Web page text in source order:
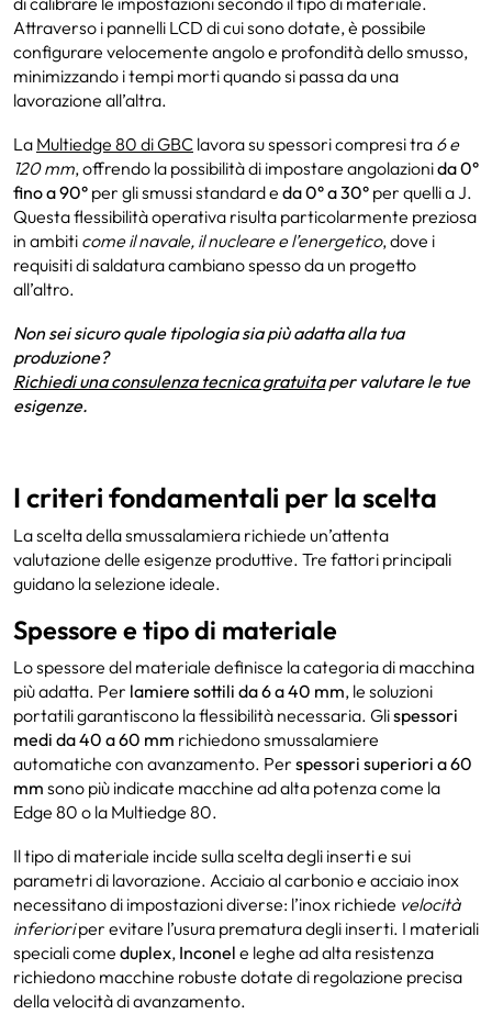
Attraverso i pannelli LCD di cui sono dotate, è possibile
configurare velocemente angolo e profondità dello smusso,
minimizzando i tempi morti quando si passa da una
lavorazione all’altra.
La Multiedge 80 di GBC lavora su spessori compresi tra 6 e
120 mm, offrendo la possibilità di impostare angolazionida 0°
fino a 90° per gli smussi standard e da 0° a 30° per quelli a J.
Questa flessibilità operativa risulta particolarmente preziosa
in ambiti come il navale, il nucleare e l’energetico, dove i
requisiti di saldatura cambiano spesso da un progetto
all’altro.
Non sei sicuro quale tipologia sia più adatta alla tua
produzione?
Richiedi una consulenza tecnica gratuitaper valutare le tue
esigenze.
I criteri fondamentali per la scelta
La scelta della smussalamiera richiede un’attenta
valutazione delle esigenze produttive. Tre fattori principali
guidano la selezione ideale.
Spessore e tipo di materiale
Lo spessore del materiale definisce la categoria di macchina
più adatta. Per lamiere sottili da 6 a 40 mm, le soluzioni
portatili garantiscono la flessibilità necessaria. Glispessori
medi da 40 a 60 mm richiedono smussalamiere
automatiche con avanzamento. Per spessori superiori a 60
mm sono più indicate macchine ad alta potenza come la
Edge 80 o la Multiedge 80.
Il tipo di materiale incide sulla scelta degli inserti e sui
parametri di lavorazione. Acciaio al carbonio e acciaio inox
necessitano di impostazioni diverse: l’inox richiede velocità
inferioriper evitare l’usura prematura degli inserti. I materiali
speciali come duplex, Inconel e leghe ad alta resistenza
richiedono macchine robuste dotate di regolazione precisa
della velocità di avanzamento.